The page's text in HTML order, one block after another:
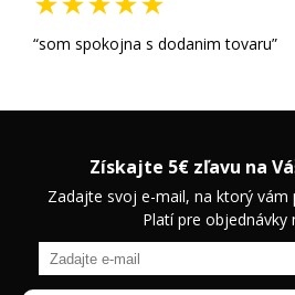
som spokojna s dodanim tovaru
Získajte 5€ zľavu na
Zadajte svoj e-mail, na ktorý vám
Platí pre objednávky